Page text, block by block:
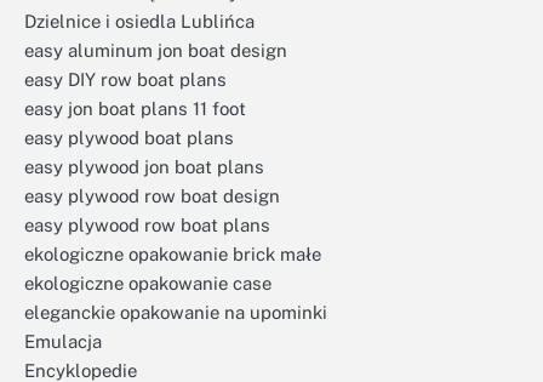
Dzielnice i osiedla Lublińca
easy aluminum jon boat design
easy DIY row boat plans
easy jon boat plans 11 foot
easy plywood boat plans
easy plywood jon boat plans
easy plywood row boat design
easy plywood row boat plans
ekologiczne opakowanie brick małe
ekologiczne opakowanie case
eleganckie opakowanie na upominki
Emulacja
Encyklopedie